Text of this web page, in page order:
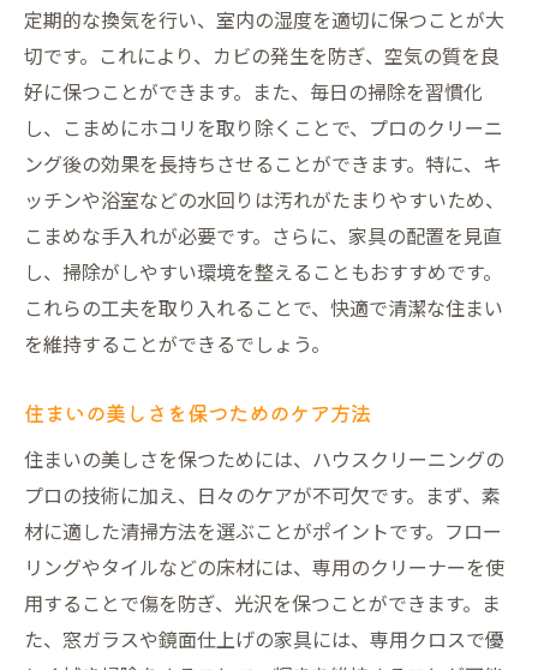
定期的な換気を行い、室内の湿度を適切に保つことが大
切です。これにより、カビの発生を防ぎ、空気の質を良
好に保つことができます。また、毎日の掃除を習慣化
し、こまめにホコリを取り除くことで、プロのクリーニ
ング後の効果を長持ちさせることができます。特に、キ
ッチンや浴室などの水回りは汚れがたまりやすいため、
こまめな手入れが必要です。さらに、家具の配置を見直
し、掃除がしやすい環境を整えることもおすすめです。
これらの工夫を取り入れることで、快適で清潔な住まい
を維持することができるでしょう。
住まいの美しさを保つためのケア方法
住まいの美しさを保つためには、ハウスクリーニングの
プロの技術に加え、日々のケアが不可欠です。まず、素
材に適した清掃方法を選ぶことがポイントです。フロー
リングやタイルなどの床材には、専用のクリーナーを使
用することで傷を防ぎ、光沢を保つことができます。ま
た、窓ガラスや鏡面仕上げの家具には、専用クロスで優